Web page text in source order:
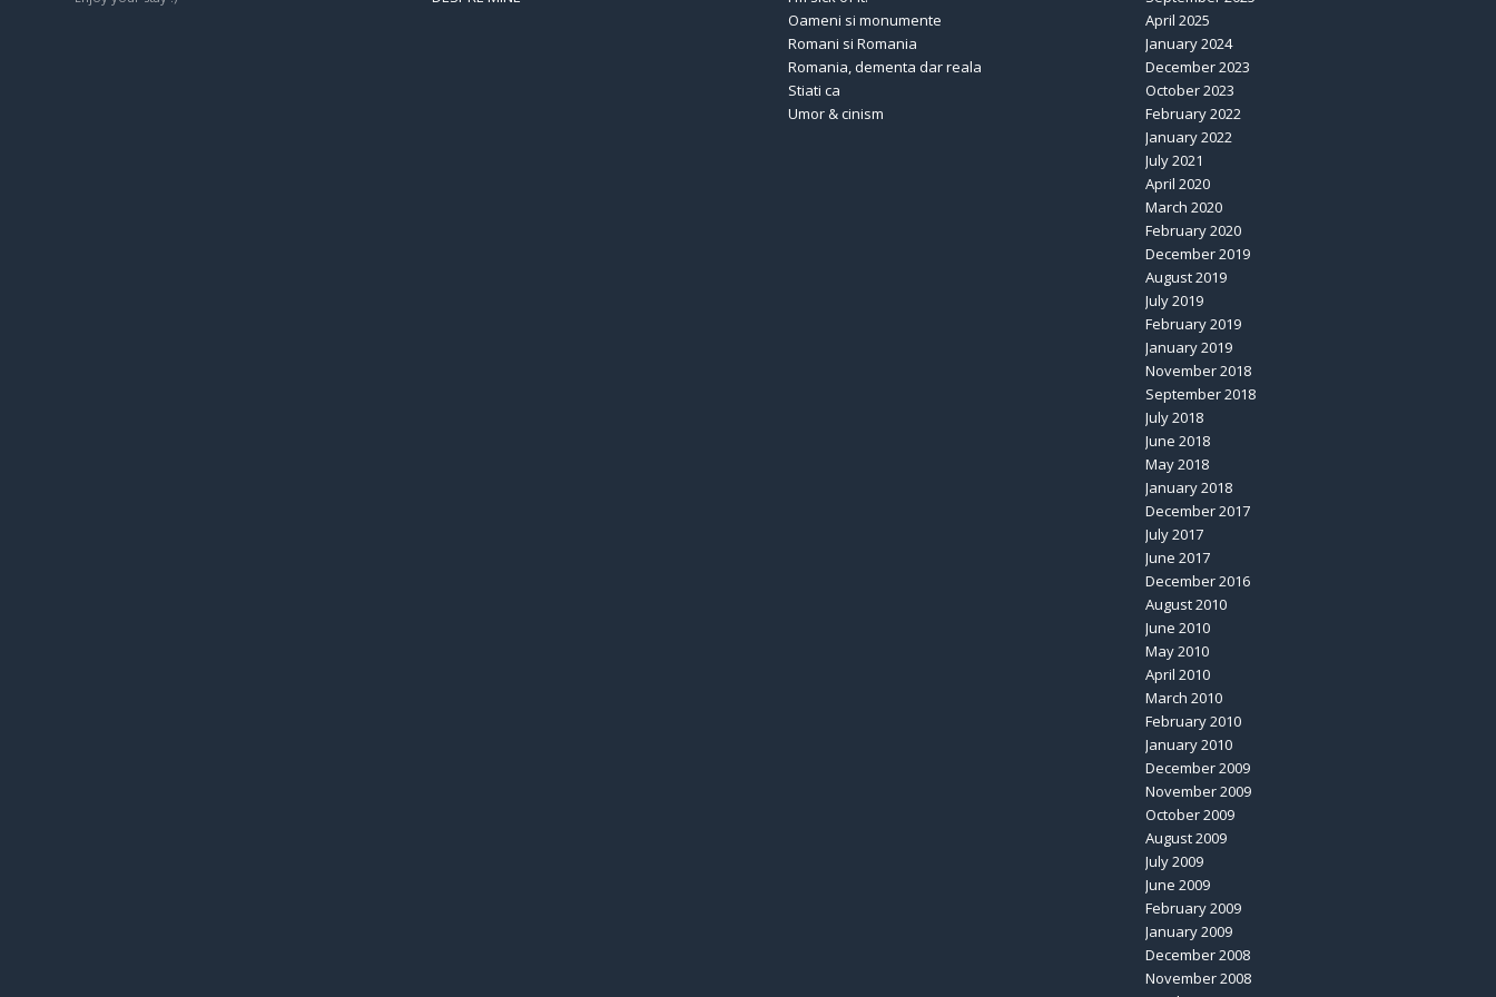
Oameni si monumente
Romani si Romania
Romania, dementa dar reala
Stiati ca
Umor & cinism
April 2025
January 2024
December 2023
October 2023
February 2022
January 2022
July 2021
April 2020
March 2020
February 2020
December 2019
August 2019
July 2019
February 2019
January 2019
November 2018
September 2018
July 2018
June 2018
May 2018
January 2018
December 2017
July 2017
June 2017
December 2016
August 2010
June 2010
May 2010
April 2010
March 2010
February 2010
January 2010
December 2009
November 2009
October 2009
August 2009
July 2009
June 2009
February 2009
January 2009
December 2008
November 2008